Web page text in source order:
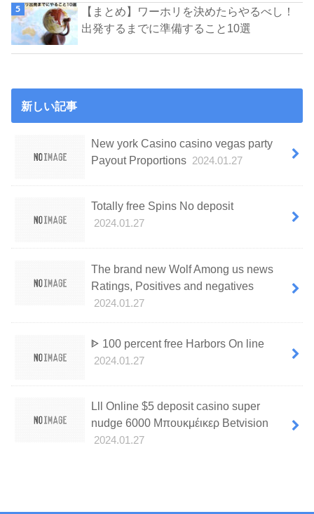
【まとめ】ワーホリを決めたらやるべし！
出発するまでに準備すること10選
新しい記事
New york Casino casino vegas party
Payout Proportions 2024.01.27
Totally free Spins No deposit
2024.01.27
The brand new Wolf Among us news
Ratings, Positives and negatives
2024.01.27
ᐈ 100 percent free Harbors On line
2024.01.27
Lll Online $5 deposit casino super
nudge 6000 Μπουκμέικερ Betvision
2024.01.27